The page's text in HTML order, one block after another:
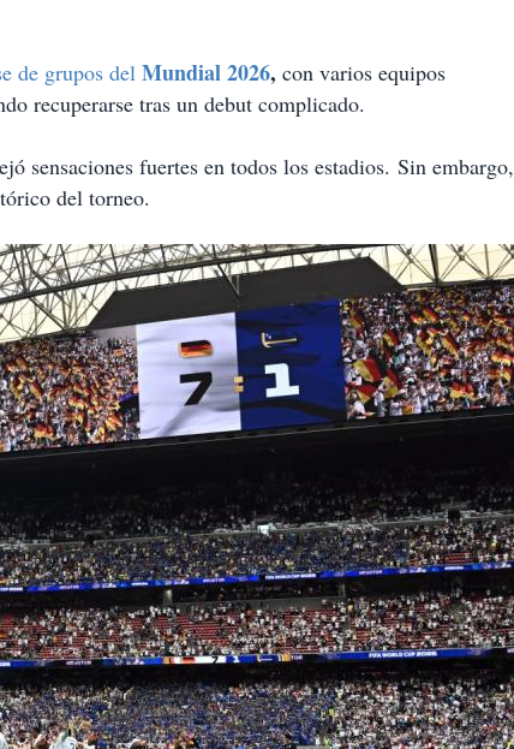
de grupos del Mundial 2026, con varios equipos
recuperarse tras un debut complicado.
sensaciones fuertes en todos los estadios. Sin embargo,
del torneo.